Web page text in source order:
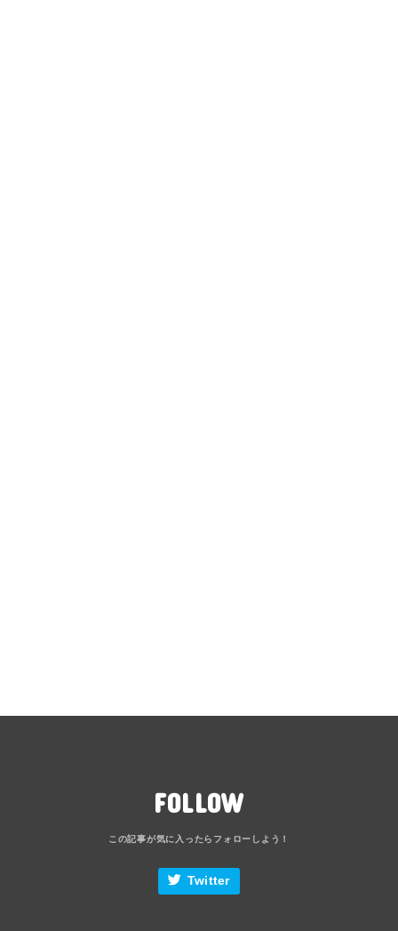
FOLLOW
Twitter